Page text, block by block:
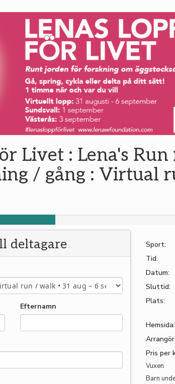
Livet : Lena's Run
/ gång : Virtual
deltagare
Efternamn
Sport:
Tid:
Datum:
Sluttid:
Plats:
Hemsida:
Pris per
Vuxen
Barn